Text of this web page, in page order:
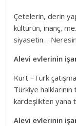
Çetelerin, derin
kültürün, inanç,
siyasetin…
Alevi evlerinin
Kürt –Türk
Türkiye
kardeşlikten yana
Alevi evlerinin